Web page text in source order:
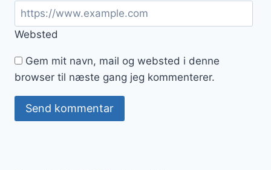
Websted
Gem mit navn, mail og websted i denne
browser til næste gang jeg kommenterer.